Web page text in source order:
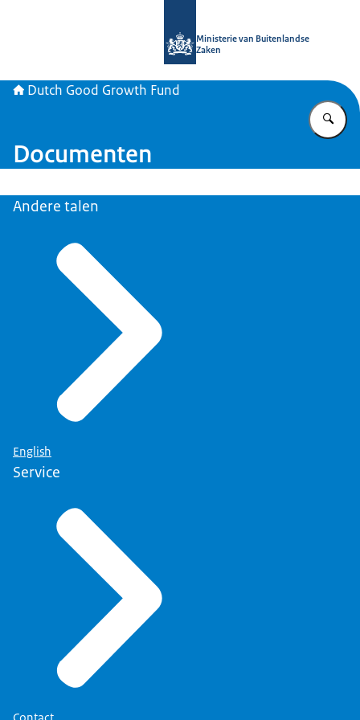
Ministerie van Buitenlandse
Zaken
Dutch Good Growth Fund
Documenten
Andere talen
English
Service